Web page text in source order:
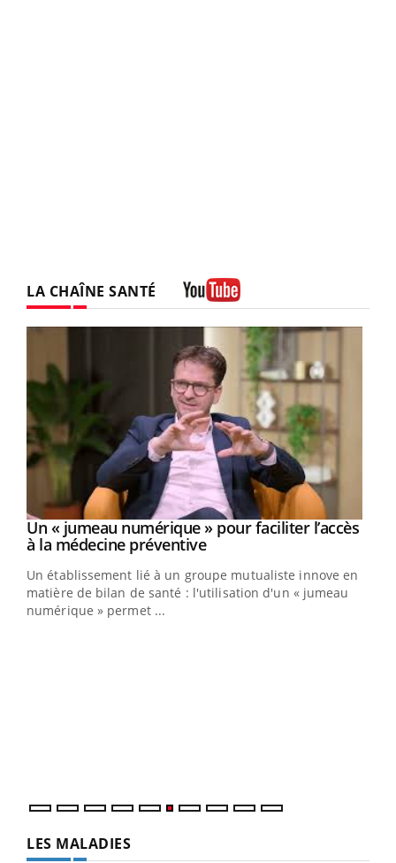
LA CHAÎNE SANTÉ
Youtube
Un « jumeau numérique » pour faciliter l’accès
à la médecine préventiveYoutube
Un établissement lié à un groupe mutualiste innove en
matière de bilan de santé : l'utilisation d'un « jumeau
numérique » permet ...
LES MALADIES